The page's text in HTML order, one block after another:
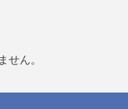
せん。